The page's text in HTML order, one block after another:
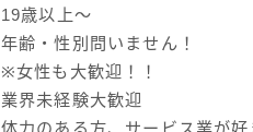
19歳以上～
年齢・性別問いません！
※女性も大歓迎！！
業界未経験大歓迎
体力のある方、サービス業が